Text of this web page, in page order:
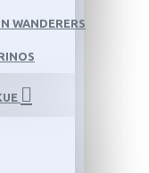
WANDERERS